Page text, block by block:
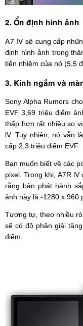
2. Ổn định hình ảnh
A7 IV sẽ cung cấp
định hình ảnh trong
tiền nhiệm của nó (5,5
3. Kính ngắm và
Sony Alpha Rumors
EVF 3,69 triệu điểm
thấp hơn rất nhiều so
lV. Tuy nhiên, nó vẫn
cấp 2,3 triệu điểm EVF.
Bạn muốn biết về các
pixel. Trong khi, A7R
​​rằng bản phát hành
ảnh này là -1280 x 960
Tương tự, theo nhiều
sẽ có độ phân giải
điểm.